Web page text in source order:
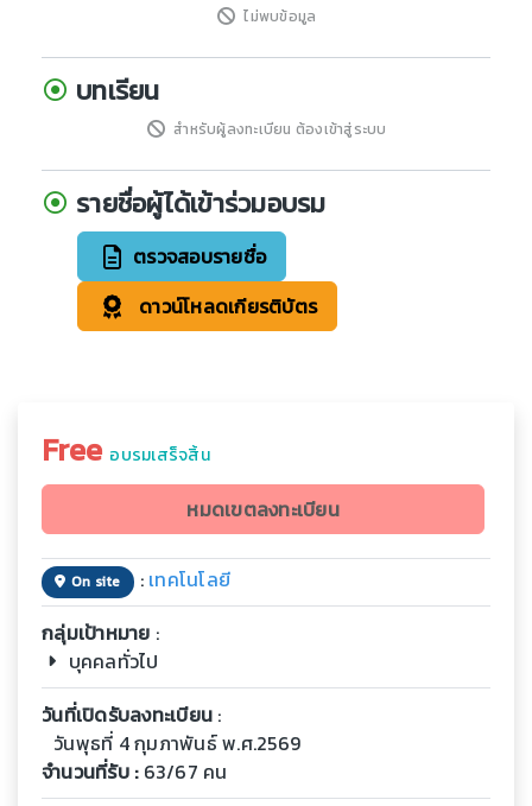
ไม่พบข้อมูล
บทเรียน
สำหรับผู้ลงทะเบียน ต้องเข้าสู่ระบบ
รายชื่อผู้ได้เข้าร่วมอบรม
ตรวจสอบรายชื่อ
ดาวน์โหลดเกียรติบัตร
Free อบรมเสร็จสิ้น
หมดเขตลงทะเบียน
On site : เทคโนโลยี
กลุ่มเป้าหมาย :
บุคคลทั่วไป
วันที่เปิดรับลงทะเบียน :
วันพุธที่ 4 กุมภาพันธ์ พ.ศ.2569
จำนวนที่รับ :63/67 คน